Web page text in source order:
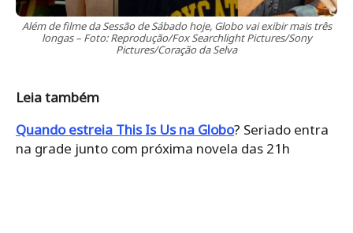
Além de filme da Sessão de Sábado hoje, Globo vai exibir mais três
longas – Foto: Reprodução/Fox Searchlight Pictures/Sony
Pictures/Coração da Selva
Leia também
Quando estreia This Is Us na Globo? Seriado entra
na grade junto com próxima novela das 21h